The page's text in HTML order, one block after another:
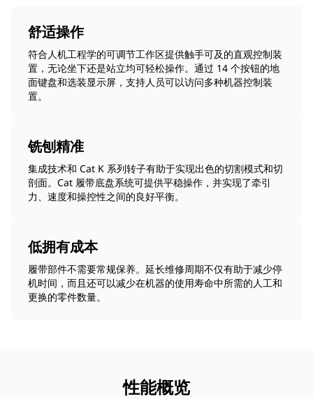
舒适操作
符合人机工程学的可调节工作区提供触手可及的直观控制装
置，无论坐下还是站立均可轻松操作。通过 14 个按钮的地
面键盘和选装显示屏，支持人员可以访问多种机器控制装
置。
铣刨精准
集成技术和 Cat K 系列转子有助于实现出色的切割模式和切
剖面。Cat 履带底盘系统可提供平稳操作，并实现了牵引
力、速度和操控性之间的良好平衡。
低拥有成本
履带部件不需要常规保养。延长维修周期不仅有助于减少停
机时间，而且还可以减少在机器的使用寿命中所需的人工和
更换的零件数量。
性能概览